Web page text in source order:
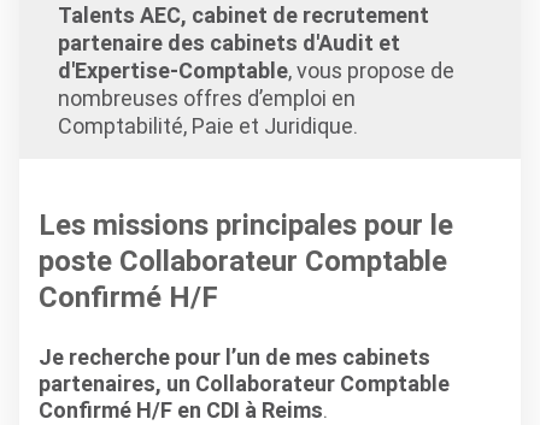
Talents AEC, cabinet de recrutement
partenaire des cabinets d'Audit et
d'Expertise-Comptable, vous propose de
nombreuses offres d’emploi en
Comptabilité, Paie et Juridique.
Les missions principales pour le
poste Collaborateur Comptable
Confirmé H/F
Je recherche pour l’un de mes cabinets
partenaires, un Collaborateur Comptable
Confirmé H/F en CDI à Reims.